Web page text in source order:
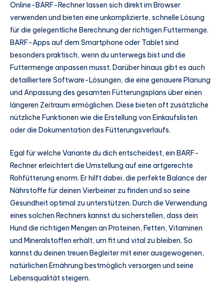
Online-BARF-Rechner lassen sich direkt im Browser
verwenden und bieten eine unkomplizierte, schnelle Lösung
für die gelegentliche Berechnung der richtigen Futtermenge.
BARF-Apps auf dem Smartphone oder Tablet sind
besonders praktisch, wenn du unterwegs bist und die
Futtermenge anpassen musst. Darüber hinaus gibt es auch
detailliertere Software-Lösungen, die eine genauere Planung
und Anpassung des gesamten Fütterungsplans über einen
längeren Zeitraum ermöglichen. Diese bieten oft zusätzliche
nützliche Funktionen wie die Erstellung von Einkaufslisten
oder die Dokumentation des Fütterungsverlaufs.
Egal für welche Variante du dich entscheidest, ein BARF-
Rechner erleichtert die Umstellung auf eine artgerechte
Rohfütterung enorm. Er hilft dabei, die perfekte Balance der
Nährstoffe für deinen Vierbeiner zu finden und so seine
Gesundheit optimal zu unterstützen. Durch die Verwendung
eines solchen Rechners kannst du sicherstellen, dass dein
Hund die richtigen Mengen an Proteinen, Fetten, Vitaminen
und Mineralstoffen erhält, um fit und vital zu bleiben. So
kannst du deinen treuen Begleiter mit einer ausgewogenen,
natürlichen Ernährung bestmöglich versorgen und seine
Lebensqualität steigern.